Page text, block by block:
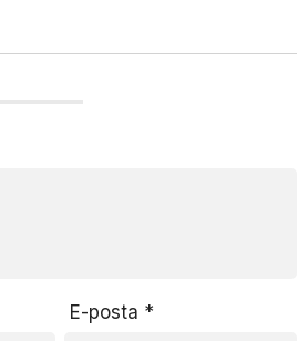
E-posta *